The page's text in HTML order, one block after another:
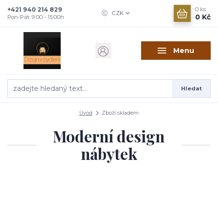
Menu
CZK
Hledat
+421 940 214 829
Pon-Pát: 9:00 - 15:00h
0 ks
0 Kč
Úvod Zboží skladem
Moderní design
nábytek